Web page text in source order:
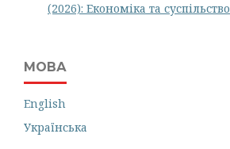
(2026): Економіка та суспільство
МОВА
English
Українська